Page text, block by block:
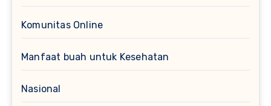
Komunitas Online
Manfaat buah untuk Kesehatan
Nasional